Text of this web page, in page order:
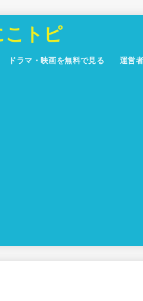
こトピ
ドラマ・映画を無料で見る 運営